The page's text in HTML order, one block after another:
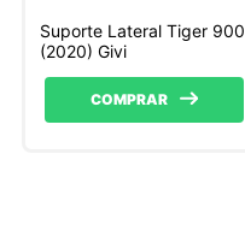
Suporte Lateral Tiger 900
(2020) Givi
COMPRAR